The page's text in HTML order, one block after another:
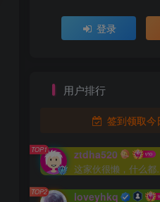
登录
用户排行
签到领取今
TOP1 ztdha520
这家伙
TOP2 loveyhkq